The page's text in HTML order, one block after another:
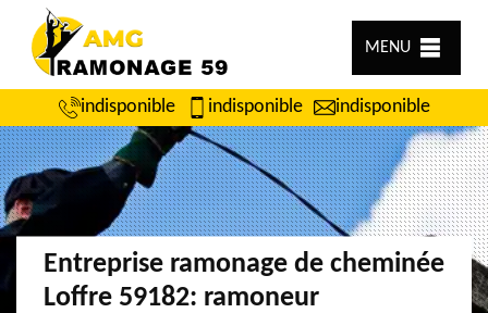
MENU
indisponible indisponible indisponible
Entreprise ramonage de cheminée
Loffre 59182: ramoneur